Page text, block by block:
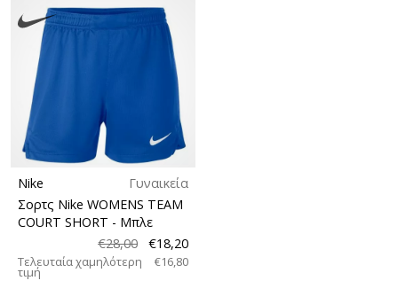
Nike
Γυναικεία
Σορτς Nike WOMENS TEAM
COURT SHORT - Μπλε
€28,00
€18,20
Τελευταία χαμηλότερη
τιμή
€16,80